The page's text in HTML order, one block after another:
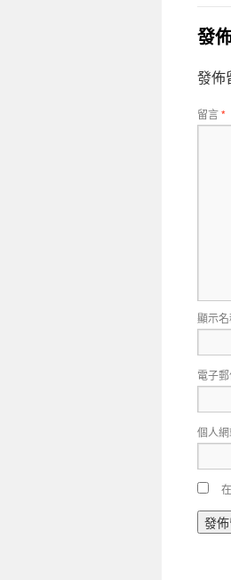
發
發佈
留言*
顯示
電子
個人
在